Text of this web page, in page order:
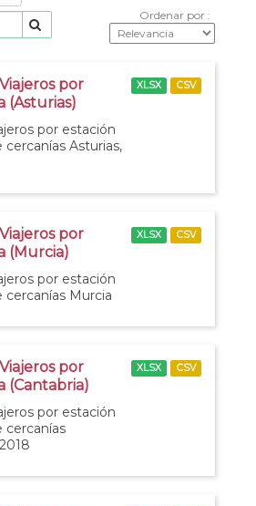
Ordenar por
por
(Asturias)
por estación
Asturias,
XLSX CSV
por
(Murcia)
por estación
cercanías Murcia
XLSX CSV
por
(Cantabria)
por estación
cercanías
XLSX CSV